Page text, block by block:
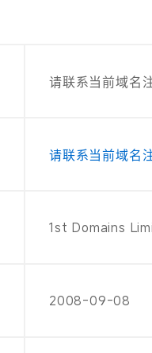
请联系当前域名
请联系当前域名
1st Domains
2008-09-08